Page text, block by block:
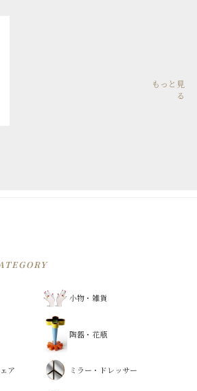
もっと見
る
小物・雑貨
陶器・花瓶
ア ミラー・ドレッサー